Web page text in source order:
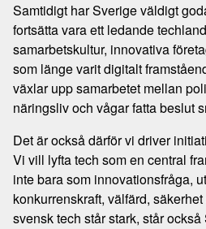
Samtidigt har Sverige väldigt
fortsätta vara ett ledande
samarbetskultur, innovativa
som länge varit digitalt
växlar upp samarbetet mellan
näringsliv och vågar fatta beslut
Det är också därför vi driver
Vi vill lyfta tech som en central
inte bara som innovationsfråga,
konkurrenskraft, välfärd,
svensk tech står stark, står